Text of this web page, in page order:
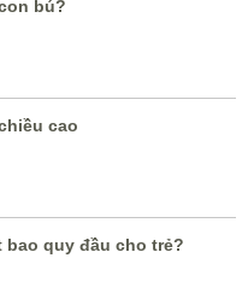
bú?
cao
quy đầu cho trẻ?